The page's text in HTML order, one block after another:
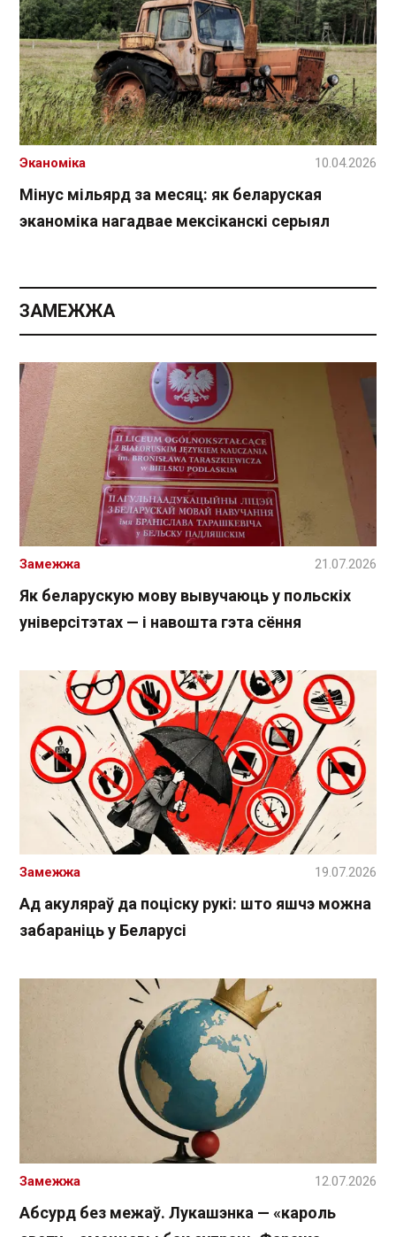
Мінус мільярд за месяц: як беларуская
эканоміка нагадвае мексіканскі серыял
Эканоміка 10.04.2026
ЗАМЕЖЖА
Як беларускую мову вывучаюць у польскіх
універсітэтах — і навошта гэта сёння
Замежжа 21.07.2026
Ад акуляраў да поціску рукі: што яшчэ можна
забараніць у Беларусі
Замежжа 19.07.2026
Абсурд без межаў. Лукашэнка — «кароль
Замежжа 12.07.2026